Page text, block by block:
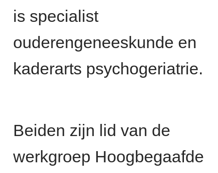
is specialist
ouderengeneeskunde en
kaderarts psychogeriatrie.
Beiden zijn lid van de
werkgroep Hoogbegaafde